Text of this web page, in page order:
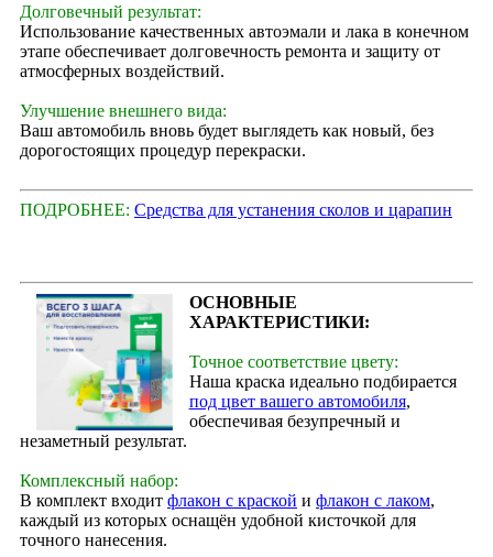
Долговечный результат:
Использование качественных автоэмали и лака в конечном
этапе обеспечивает долговечность ремонта и защиту от
атмосферных воздействий.
Улучшение внешнего вида:
Ваш автомобиль вновь будет выглядеть как новый, без
дорогостоящих процедур перекраски.
ПОДРОБНЕЕ: Средства для устанения сколов и царапин
ОСНОВНЫЕ
ХАРАКТЕРИСТИКИ:
Точное соответствие цвету:
Наша краска идеально подбирается
под цвет вашего автомобиля,
обеспечивая безупречный и
незаметный результат.
Комплексный набор:
В комплект входит флакон с краской и флакон с лаком,
каждый из которых оснащён удобной кисточкой для
точного нанесения.